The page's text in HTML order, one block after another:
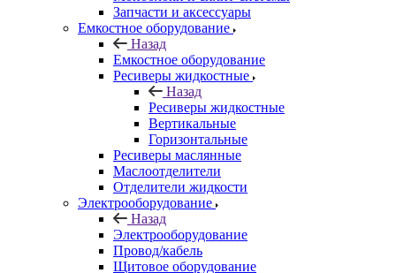
Запчасти и аксессуары
Емкостное оборудование
Назад
Емкостное оборудование
Ресиверы жидкостные
Назад
Ресиверы жидкостные
Вертикальные
Горизонтальные
Ресиверы маслянные
Маслоотделители
Отделители жидкости
Электрооборудование
Назад
Электрооборудование
Провод/кабель
Щитовое оборудование